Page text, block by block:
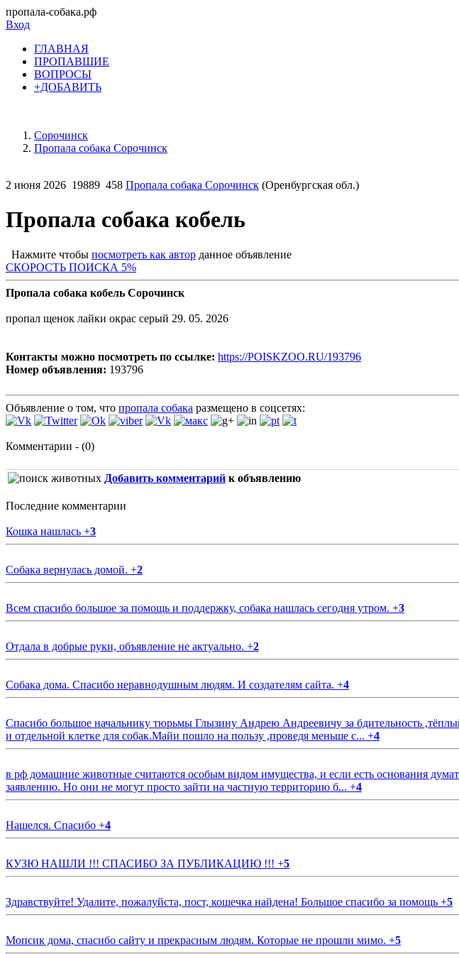
пропала-собака.рф
Вход
ГЛАВНАЯ
ПРОПАВШИЕ
ВОПРОСЫ
+ДОБАВИТЬ
Сорочинск
Пропала собака Сорочинск
2 июня 2026 19889 458 Пропала собака Сорочинск (Оренбургская обл.)
Пропала собака кобель
Нажмите чтобы посмотреть как автор данное объявление
СКОРОСТЬ ПОИСКА 5%
Пропала собака кобель Сорочинск
пропал щенок лайки окрас серый 29. 05. 2026
Контакты можно посмотреть по ссылке: https://POISKZOO.RU/193796
Номер объявления: 193796
Объявление о том, что пропала собака размещено в соцсетях:
Комментарии - (0)
Добавить комментарий к объявлению
Последние комментарии
Кошка нашлась +3
Собака вернулась домой. +2
Всем спасибо большое за помощь и поддержку, собака нашлась сегодня утром. +3
Отдала в добрые руки, объявление не актуально. +2
Собака дома. Спасибо неравнодушным людям. И создателям сайта. +4
Спасибо большое начальнику тюрьмы Глызину Андрею Андреевичу за бдительность
и отдельной клетке для собак.Майи пошло на пользу ,проведя меньше с... +4
в рф домашние животные считаются особым видом имущества, и если есть основания
заявлению. Но они не могут просто зайти на частную территорию б... +4
Нашелся. Спасибо +4
КУЗЮ НАШЛИ !!! СПАСИБО ЗА ПУБЛИКАЦИЮ !!! +5
Здравствуйте! Удалите, пожалуйста, пост, кошечка найдена! Большое спасибо за помощь +5
Мопсик дома, спасибо сайту и прекрасным людям. Которые не прошли мимо. +5